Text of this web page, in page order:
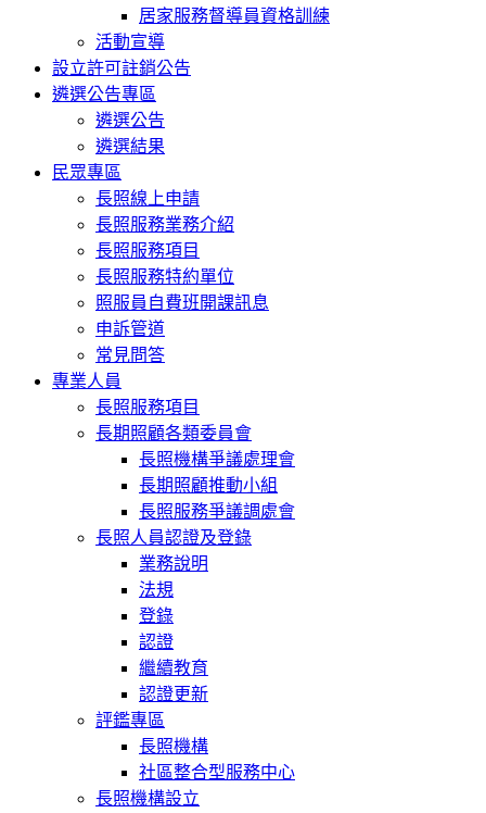
居家服務督導員資格訓練
活動宣導
設立許可註銷公告
遴選公告專區
遴選公告
遴選結果
民眾專區
長照線上申請
長照服務業務介紹
長照服務項目
長照服務特約單位
照服員自費班開課訊息
申訴管道
常見問答
專業人員
長照服務項目
長期照顧各類委員會
長照機構爭議處理會
長期照顧推動小組
長照服務爭議調處會
長照人員認證及登錄
業務說明
法規
登錄
認證
繼續教育
認證更新
評鑑專區
長照機構
社區整合型服務中心
長照機構設立